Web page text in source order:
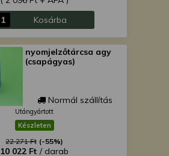
Kosárba
nyomjelzőtárcsa agy
(csapágyas)
Normál szállítás
Utángyártott
Készleten
22 271 Ft (-55%)
10 022 Ft / darab